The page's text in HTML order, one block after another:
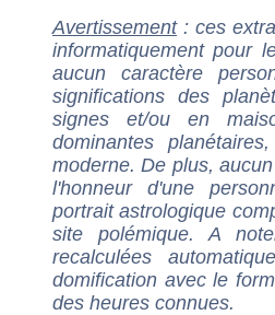
Avertissement: ces
informatiquement pour
aucun caractère
significations des
signes et/ou en
dominantes
moderne. De plus,
l'honneur d'une
portrait astrologique
site polémique. A
recalculées
domification avec le
des heures connues.